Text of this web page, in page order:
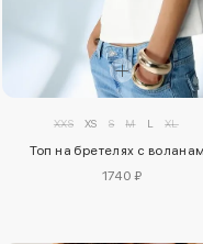
XXS XS S M L XL
Топ на бретелях с
1740 ₽